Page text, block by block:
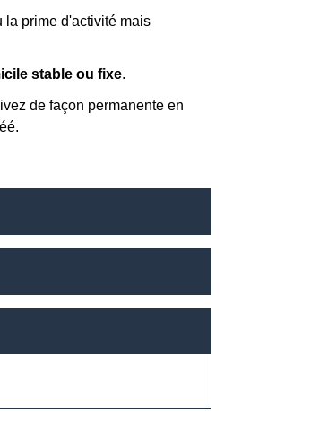
la prime d'activité mais
stable ou fixe.
de façon permanente en